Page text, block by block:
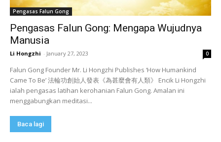
Pengasas Falun Gong
Pengasas Falun Gong: Mengapa Wujudnya
Manusia
Li Hongzhi - January 27, 2023 0
Falun Gong Founder Mr. Li Hongzhi Publishes ‘How Humankind
Came To Be’ 法輪功創始人發表《為甚麼會有人類》 Encik Li Hongzhi
ialah pengasas latihan kerohanian Falun Gong. Amalan ini
menggabungkan meditasi...
Baca lagi